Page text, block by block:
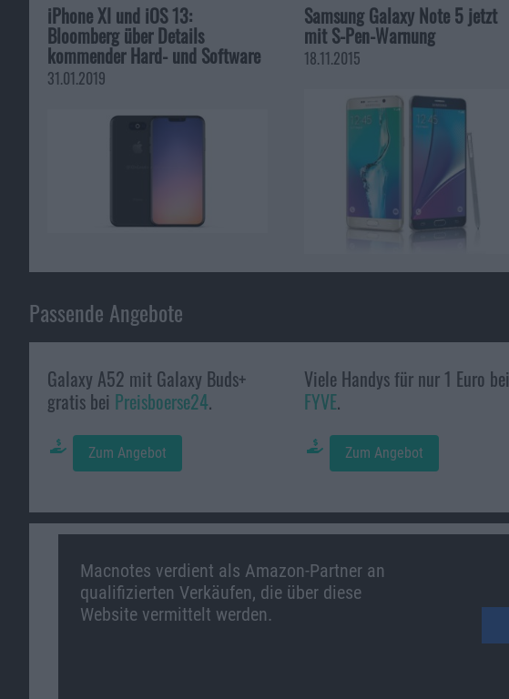
iPhone XI und iOS 13:
Bloomberg über Details
kommender Hard- und Software
31.01.2019
Samsung Galaxy Note 5 jetzt
mit S-Pen-Warnung
18.11.2015
Passende Angebote
Galaxy A52 mit Galaxy Buds+
gratis bei Preisboerse24.
Zum Angebot
Viele Handys für nur 1 Euro bei
FYVE.
Zum Angebot
Macnotes verdient als Amazon-Partner an
qualifizierten Verkäufen, die über diese
Website vermittelt werden.